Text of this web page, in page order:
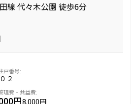
線 代々木公園 徒歩6分
２
円8,000円